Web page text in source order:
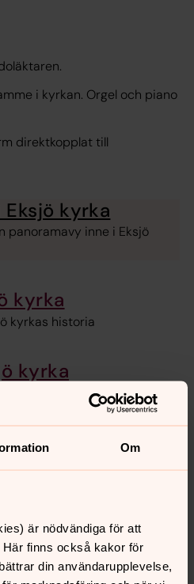
Om
är nödvändiga för att
finns också kakor för
din användarupplevelse,
i kyrkan. Orgel och piano
direktkopplat till
kyrka
panoramavy inne i Eksjö
kyrka
kyrkas historia
kyrka
läns museum
av Eksjö kyrka
i Eksjö
i Eksjö
på kartan får du